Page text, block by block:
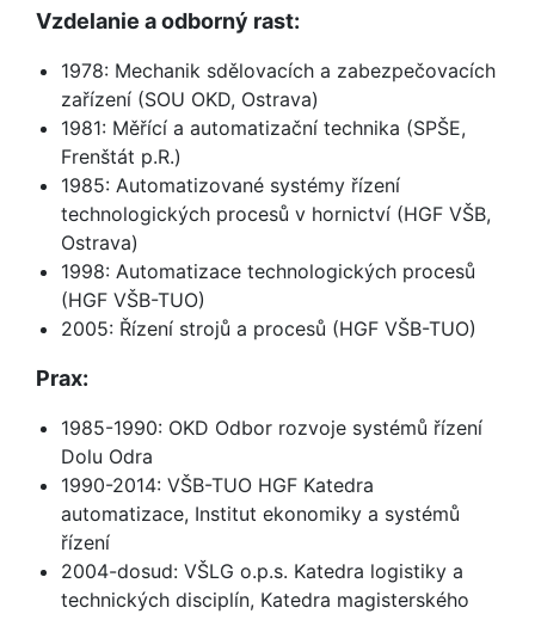
Vzdelanie a odborný rast:
1978: Mechanik sdělovacích a zabezpečovacích
zařízení (SOU OKD, Ostrava)
1981: Měřící a automatizační technika (SPŠE,
Frenštát p.R.)
1985: Automatizované systémy řízení
technologických procesů v hornictví (HGF VŠB,
Ostrava)
1998: Automatizace technologických procesů
(HGF VŠB-TUO)
2005: Řízení strojů a procesů (HGF VŠB-TUO)
Prax:
1985-1990: OKD Odbor rozvoje systémů řízení
Dolu Odra
1990-2014: VŠB-TUO HGF Katedra
automatizace, Institut ekonomiky a systémů
řízení
2004-dosud: VŠLG o.p.s. Katedra logistiky a
technických disciplín, Katedra magisterského